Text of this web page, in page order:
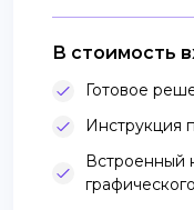
В стоимость
Готовое
Инструкция
Встроенный